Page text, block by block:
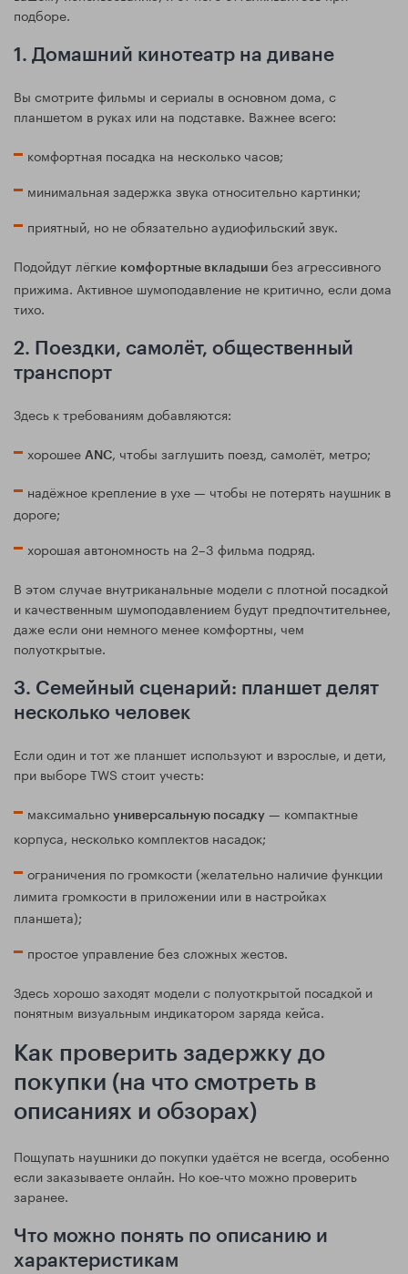
подборе.
1. Домашний кинотеатр на диване
Вы смотрите фильмы и сериалы в основном дома, с
планшетом в руках или на подставке. Важнее всего:
комфортная посадка на несколько часов;
минимальная задержка звука относительно картинки;
приятный, но не обязательно аудиофильский звук.
Подойдут лёгкие комфортные вкладыши без агрессивного
прижима. Активное шумоподавление не критично, если дома
тихо.
2. Поездки, самолёт, общественный
транспорт
Здесь к требованиям добавляются:
хорошее ANC, чтобы заглушить поезд, самолёт, метро;
надёжное крепление в ухе — чтобы не потерять наушник в
дороге;
хорошая автономность на 2–3 фильма подряд.
В этом случае внутриканальные модели с плотной посадкой
и качественным шумоподавлением будут предпочтительнее,
даже если они немного менее комфортны, чем
полуоткрытые.
3. Семейный сценарий: планшет делят
несколько человек
Если один и тот же планшет используют и взрослые, и дети,
при выборе TWS стоит учесть:
максимально универсальную посадку — компактные
корпуса, несколько комплектов насадок;
ограничения по громкости (желательно наличие функции
лимита громкости в приложении или в настройках
планшета);
простое управление без сложных жестов.
Здесь хорошо заходят модели с полуоткрытой посадкой и
понятным визуальным индикатором заряда кейса.
Как проверить задержку до
покупки (на что смотреть в
описаниях и обзорах)
Пощупать наушники до покупки удаётся не всегда, особенно
если заказываете онлайн. Но кое‑что можно проверить
заранее.
Что можно понять по описанию и
характеристикам